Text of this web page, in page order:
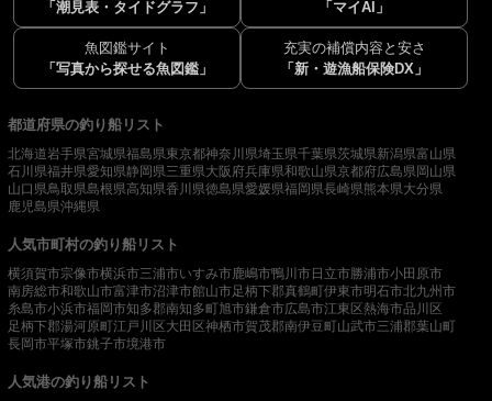
「潮見表・タイドグラフ」
「マイAI」
魚図鑑サイト
「写真から探せる魚図鑑」
充実の補償内容と安さ
「新・遊漁船保険DX」
都道府県の釣り船リスト
北海道岩手県宮城県福島県東京都神奈川県埼玉県千葉県茨城県新潟県富山県
石川県福井県愛知県静岡県三重県大阪府兵庫県和歌山県京都府広島県岡山県
山口県鳥取県島根県高知県香川県徳島県愛媛県福岡県長崎県熊本県大分県
鹿児島県沖縄県
人気市町村の釣り船リスト
横須賀市宗像市横浜市三浦市いすみ市鹿嶋市鴨川市日立市勝浦市小田原市
南房総市和歌山市富津市沼津市館山市足柄下郡真鶴町伊東市明石市北九州市
糸島市小浜市福岡市知多郡南知多町旭市鎌倉市広島市江東区熱海市品川区
足柄下郡湯河原町江戸川区大田区神栖市賀茂郡南伊豆町山武市三浦郡葉山町
長岡市平塚市銚子市境港市
人気港の釣り船リスト